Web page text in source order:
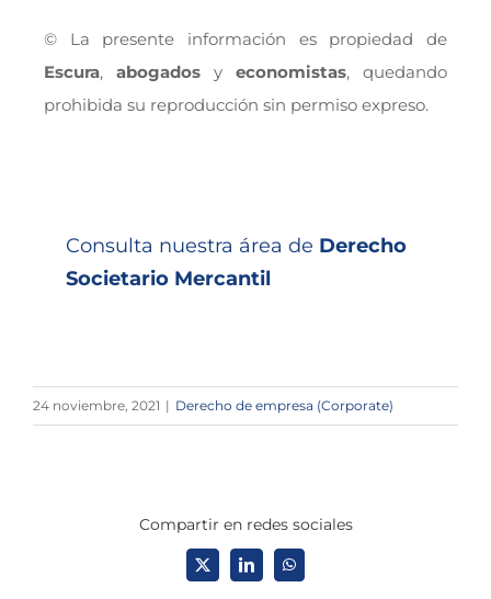
© La presente información es propiedad de
Escura, abogados y economistas, quedando
prohibida su reproducción sin permiso expreso.
Consulta nuestra área de Derecho
Societario Mercantil
24 noviembre, 2021 | Derecho de empresa (Corporate)
Compartir en redes sociales
X LinkedInWhatsApp